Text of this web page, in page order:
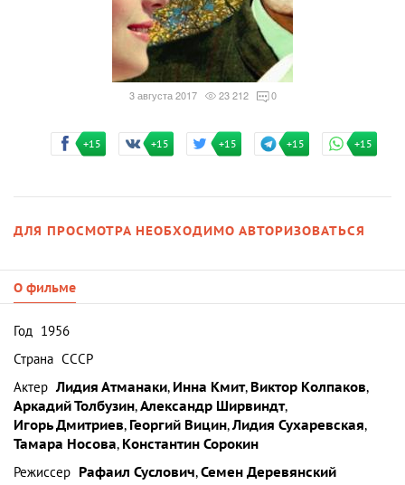
3 августа 2017 23 212 0
+15 +15 +15 +15 +15
ДЛЯ ПРОСМОТРА НЕОБХОДИМО АВТОРИЗОВАТЬСЯ
О фильме
Год 1956
Страна СССР
Актер Лидия Атманаки, Инна Кмит, Виктор Колпаков,
Аркадий Толбузин,Александр Ширвиндт,
Игорь Дмитриев, Георгий Вицин,Лидия Сухаревская,
Тамара Носова, Константин Сорокин
Режиссер Рафаил Суслович,Семен Деревянский